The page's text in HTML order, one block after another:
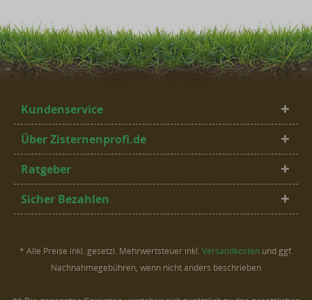
Kundenservice
Über Zisternenprofi.de
Ratgeber
Sicher Bezahlen
* Alle Preise inkl. gesetzl. Mehrwertsteuer inkl. Versandkostenund ggf.
Nachnahmegebühren, wenn nicht anders beschrieben